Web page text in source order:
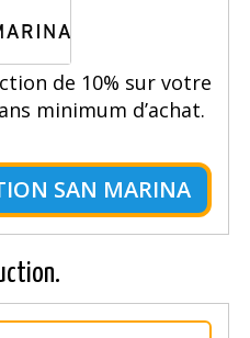
de 10% sur votre
minimum d’achat.
SAN MARINA